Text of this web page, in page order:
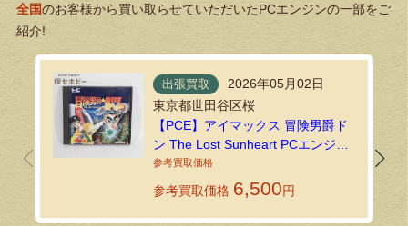
全国のお客様から買い取らせていただいたPCエンジンの一部をご
紹介!
出張買取
2026年05月02日
東京都世田谷区桜
【PCE】アイマックス 冒険男爵ド
ン The Lost Sunheart PCエンジン
ソフトを買取いたしました｜環七
ホビーの法人買取
参考買取価格 6,500円